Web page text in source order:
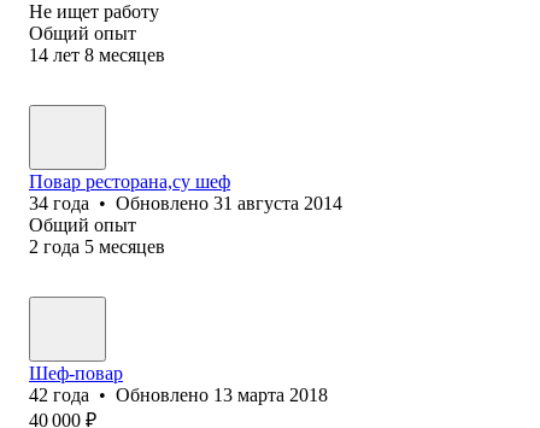
Не ищет работу
Общий опыт
14 лет 8 месяцев
Повар ресторана,су шеф
34 года • Обновлено 31 августа 2014
Общий опыт
2 года 5 месяцев
Шеф-повар
42 года • Обновлено 13 марта 2018
40 000 ₽